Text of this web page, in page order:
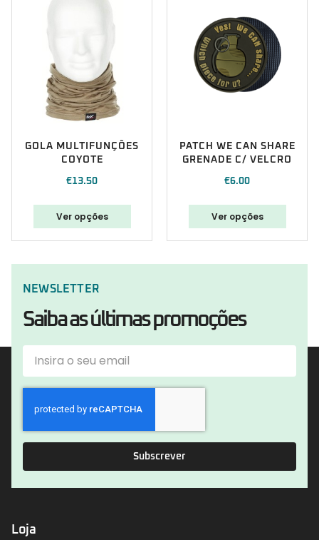
GOLA MULTIFUNÇÕES
COYOTE
€13.50
Ver opções
PATCH WE CAN SHARE
GRENADE C/ VELCRO
€6.00
Ver opções
NEWSLETTER
Saiba as últimas promoções
Subscrever
Loja